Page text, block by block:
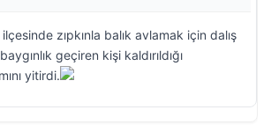
ilçesinde zıpkınla balık avlamak için dalış
geçiren kişi kaldırıldığı
yitirdi.